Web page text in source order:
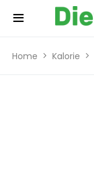
Home Kalorie